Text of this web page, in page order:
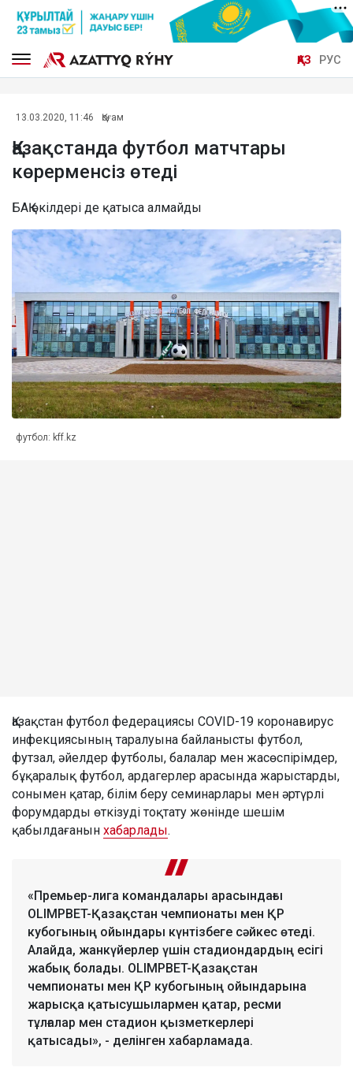
ҚАЗ РУС
13.03.2020, 11:46 Қоғам
Қазақстанда футбол матчтары
көрерменсіз өтеді
БАҚ өкілдері де қатыса алмайды
футбол: kff.kz
Қазақстан футбол федерациясы COVID-19 коронавирус
инфекциясының таралуына байланысты футбол,
футзал, әйелдер футболы, балалар мен жасөспірімдер,
бұқаралық футбол, ардагерлер арасында жарыстарды,
сонымен қатар, білім беру семинарлары мен әртүрлі
форумдарды өткізуді тоқтату жөнінде шешім
қабылдағанын хабарлады.
«Премьер-лига командалары арасындағы
OLIMPBET-Қазақстан чемпионаты мен ҚР
кубогының ойындары күнтізбеге сәйкес өтеді.
Алайда, жанкүйерлер үшін стадиондардың есігі
жабық болады. OLIMPBET-Қазақстан
чемпионаты мен ҚР кубогының ойындарына
жарысқа қатысушылармен қатар, ресми
тұлғалар мен стадион қызметкерлері
қатысады», - делінген хабарламада.